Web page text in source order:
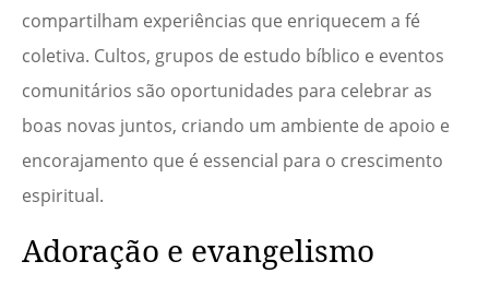
compartilham experiências que enriquecem a fé
coletiva. Cultos, grupos de estudo bíblico e eventos
comunitários são oportunidades para celebrar as
boas novas juntos, criando um ambiente de apoio e
encorajamento que é essencial para o crescimento
espiritual.
Adoração e evangelismo